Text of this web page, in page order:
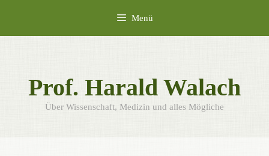
springen
Menü
Prof. Harald Walach
Über Wissenschaft, Medizin und alles Mögliche